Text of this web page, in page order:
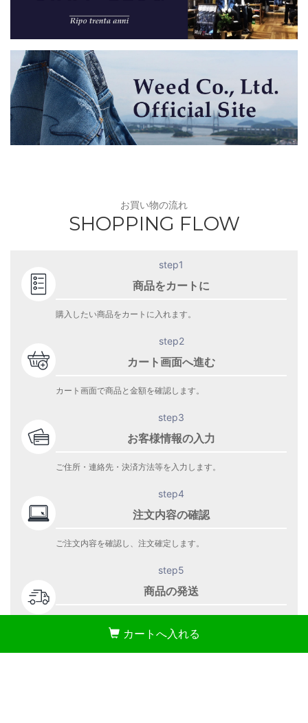
カートへ入れる
お買い物の流れ
SHOPPING FLOW
step1
商品をカートに
購入したい商品をカートに入れます。
step2
カート画面へ進む
カート画面で商品と金額を確認します。
step3
お客様情報の入力
ご住所・連絡先・決済方法等を入力します。
step4
注文内容の確認
ご注文内容を確認し、注文確定します。
step5
商品の発送
商品到着をお待ち下さい。
株式会社 WEED
〒108-0075 東京都港区港南4-1-10 リバージュ品川1403